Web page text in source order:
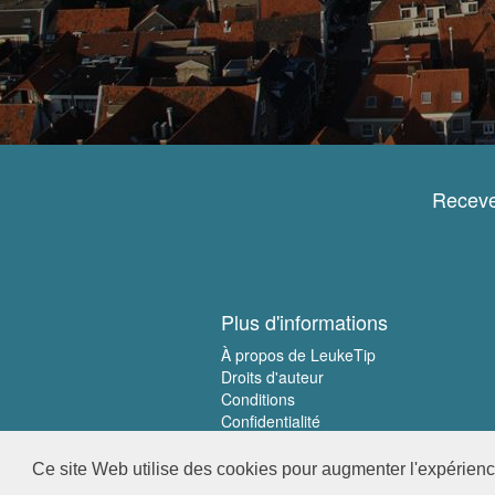
Ce site Web utilise des cookies pour augmenter
Plus d'informations
À propos de LeukeTip
Droits d'auteur
Conditions
Confidentialité